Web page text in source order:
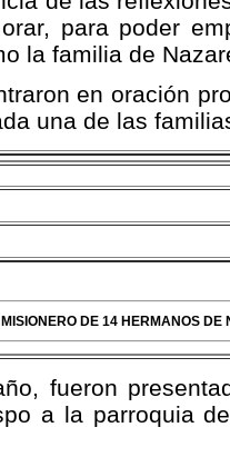
para poder
la familia de
en oración
una de las
DE 14 HERMANOS
fueron
a la parroquia